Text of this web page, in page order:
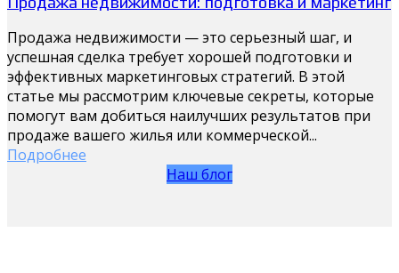
Продажа недвижимости — это серьезный шаг, и
успешная сделка требует хорошей подготовки и
эффективных маркетинговых стратегий. В этой
статье мы рассмотрим ключевые секреты, которые
помогут вам добиться наилучших результатов при
продаже вашего жилья или коммерческой...
Подробнее
Наш блог